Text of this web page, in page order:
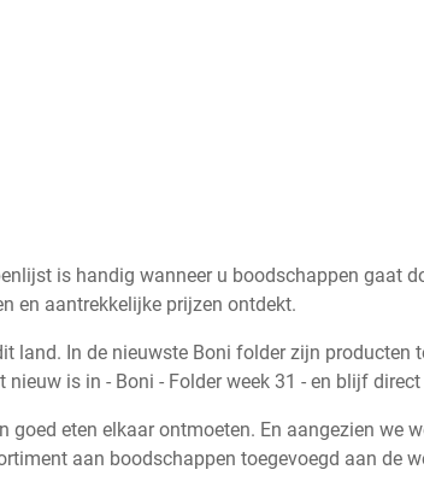
is handig wanneer u boodschappen gaat
en aantrekkelijke prijzen ontdekt.
land. In de nieuwste Boni folder zijn
is in - Boni - Folder week 31 - en blijf
goed eten elkaar ontmoeten. En aangezien we
aan boodschappen toegevoegd aan de